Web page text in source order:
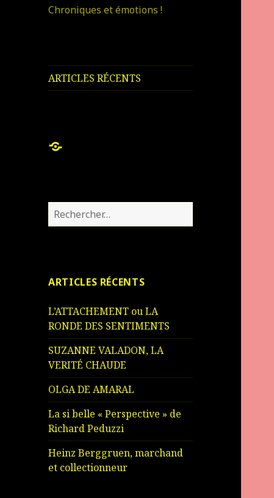
Chroniques et émotions !
ARTICLES RÉCENTS
ARTICLES
Rechercher :
ARTICLES RÉCENTS
L’ATTACHEMENT ou LA
RONDE DES SENTIMENTS
SUZANNE VALADON, LA
VERITÉ CHAUDE
OLGA DE AMARAL
La si belle « Perspective » de
Richard Peduzzi
Heinz Berggruen, marchand
et collectionneur